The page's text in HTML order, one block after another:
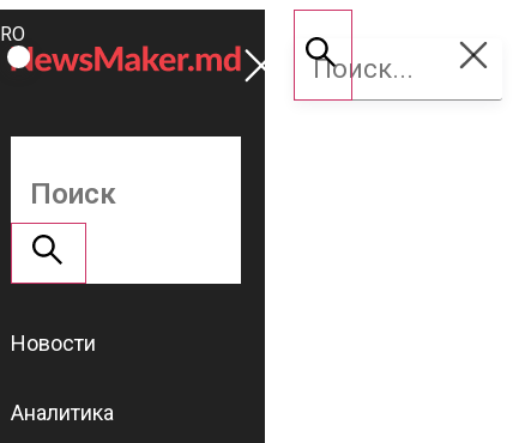
ROMÂNĂ
RU
Поддержать
NM
Новости
Аналитика